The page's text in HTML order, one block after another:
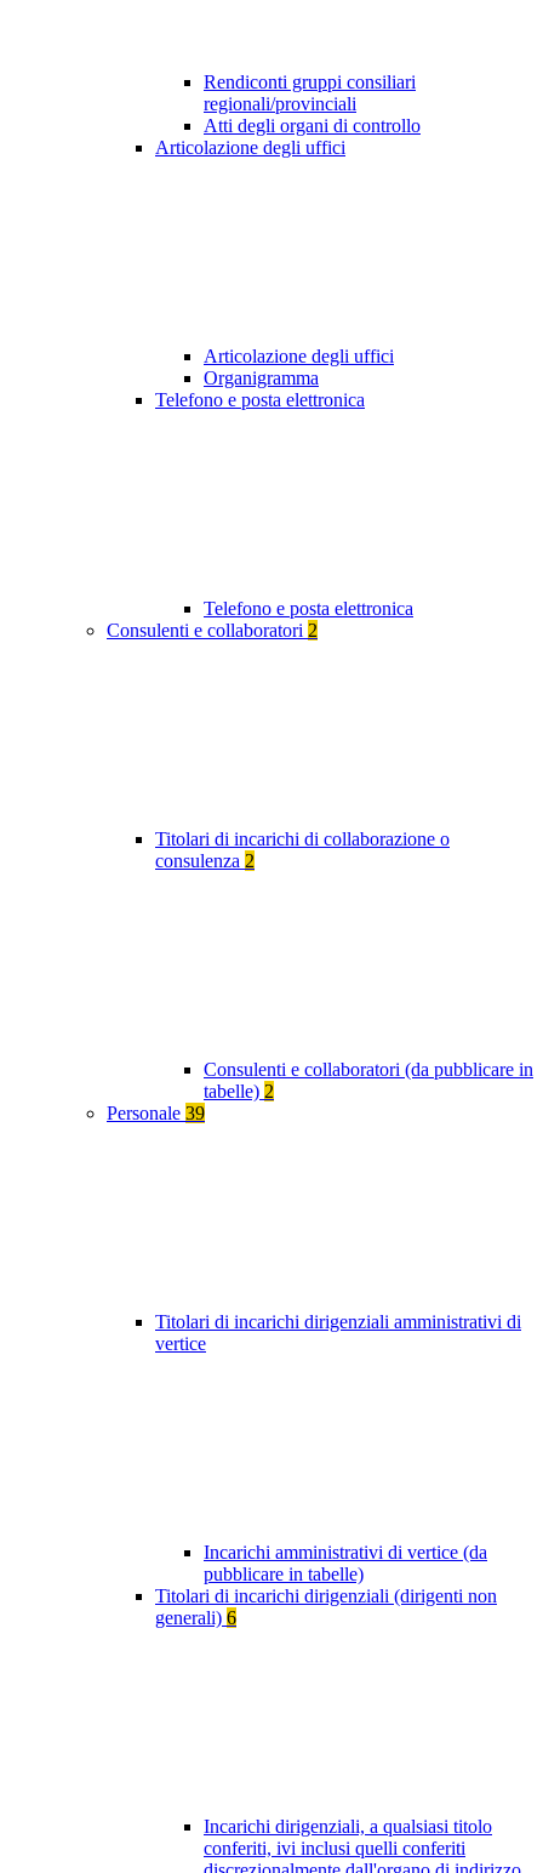
Rendiconti gruppi consiliari
regionali/provinciali
Atti degli organi di controllo
Articolazione degli uffici
Articolazione degli uffici
Organigramma
Telefono e posta elettronica
Telefono e posta elettronica
Consulenti e collaboratori 2
Titolari di incarichi di collaborazione o
consulenza 2
Consulenti e collaboratori (da pubblicare in
tabelle) 2
Personale 39
Titolari di incarichi dirigenziali amministrativi di
vertice
Incarichi amministrativi di vertice (da
pubblicare in tabelle)
Titolari di incarichi dirigenziali (dirigenti non
generali) 6
Incarichi dirigenziali, a qualsiasi titolo
conferiti, ivi inclusi quelli conferiti